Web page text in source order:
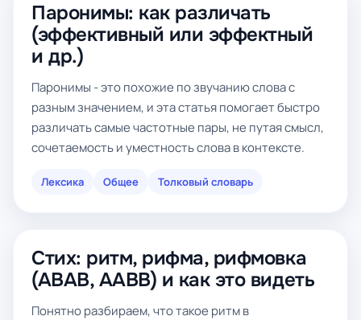
Паронимы: как различать
(эффективный или эффектный
и др.)
Паронимы - это похожие по звучанию слова с
разным значением, и эта статья помогает быстро
различать самые частотные пары, не путая смысл,
сочетаемость и уместность слова в контексте.
Лексика Общее Толковый словарь
Стих: ритм, рифма, рифмовка
(ABAB, AABB) и как это видеть
Понятно разбираем, что такое ритм в